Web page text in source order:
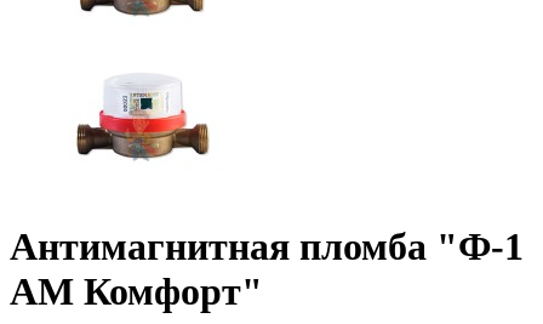
Антимагнитная пломба "Ф-1
АМ Комфорт"